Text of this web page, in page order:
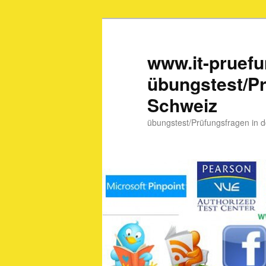
www.it-
übungstest/
Schweiz
übungstest/Prüfungsfragen in